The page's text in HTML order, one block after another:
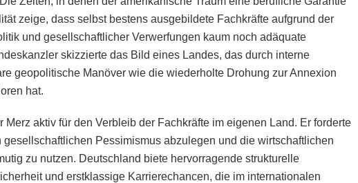
zeige, dass selbst bestens ausgebildete Fachkräfte aufgrund der
und gesellschaftlicher Verwerfungen kaum noch adäquate
skizzierte das Bild eines Landes, das durch interne
geopolitische Manöver wie die wiederholte Drohung zur Annexion
hat.
aktiv für den Verbleib der Fachkräfte im eigenen Land. Er forderte
Pessimismus abzulegen und die wirtschaftlichen
zu nutzen. Deutschland biete hervorragende strukturelle
und erstklassige Karrierechancen, die im internationalen